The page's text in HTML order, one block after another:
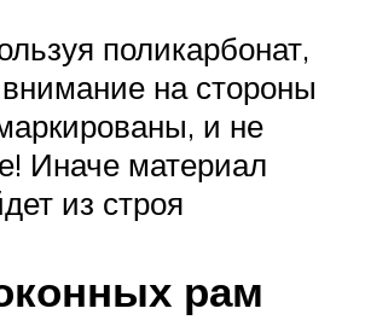
поликарбонат,
на стороны
и не
Иначе материал
из строя
рам